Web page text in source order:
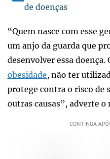
de doenças
“Quem nasce com esse
um anjo da guarda que
desenvolver essa
obesidade, não ter
protege contra o risco de
outras causas”, adverte o